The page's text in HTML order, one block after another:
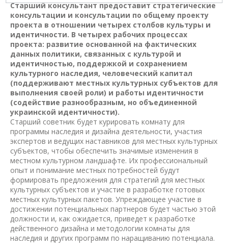
Старший консультант предоставит стратегические
консультации и консультации по общему проекту
проекта в отношении четырех столбов культуры и
идентичности. В четырех рабочих процессах
проекта: развитие основанной на фактических
данных политики, связанных с культурой и
идентичностью, поддержкой и сохранением
культурного наследия, человеческий капитал
(поддерживают местных культурных субъектов для
выполнения своей роли) и работы идентичности
(содействие разнообразным, но объединенной
украинской идентичности).
Старший советник будет курировать комнату для
программы наследия и дизайна деятельности, участия
экспертов и ведущих наставников для местных культурных
субъектов, чтобы обеспечить значимые изменения в
местном культурном ландшафте. Их профессиональный
опыт и понимание местных потребностей будут
формировать предложения для стратегий для местных
культурных субъектов и участие в разработке готовых
местных культурных пакетов. Упреждающее участие в
достижении потенциальных партнеров будет частью этой
должности и, как ожидается, приведет к разработке
действенного дизайна и методологии комнаты для
наследия и других программ по наращиванию потенциала.